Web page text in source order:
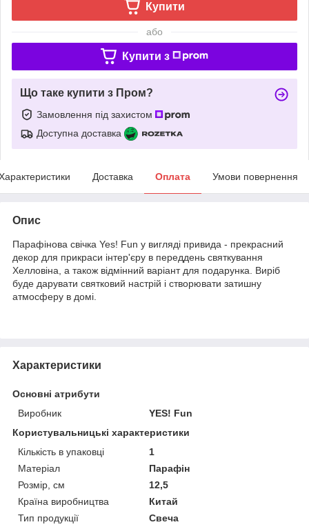
Купити
або
Купити з
Що таке купити з Пром?
Замовлення під захистом
Доступна доставка
Доставка Оплата Умови повернення
Опис
Парафінова свічка Yes! Fun у вигляді привида - прекрасний
декор для прикраси інтер'єру в переддень святкування
Хелловіна, а також відмінний варіант для подарунка. Виріб
буде дарувати святковий настрій і створювати затишну
атмосферу в домі.
Характеристики
Основні атрибути
Виробник
YES! Fun
Користувальницькі характеристики
Кількість в упаковці
1
Матеріал
Парафін
Розмір, см
12,5
Країна виробництва
Китай
Тип продукції
Свеча